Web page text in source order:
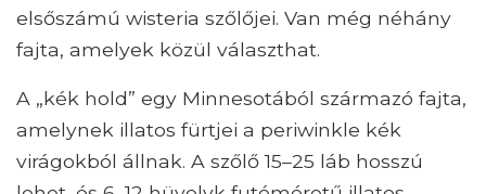
elsőszámú wisteria szőlőjei. Van még néhány
fajta, amelyek közül választhat.
A „kék hold” egy Minnesotából származó fajta,
amelynek illatos fürtjei a periwinkle kék
virágokból állnak. A szőlő 15–25 láb hosszú